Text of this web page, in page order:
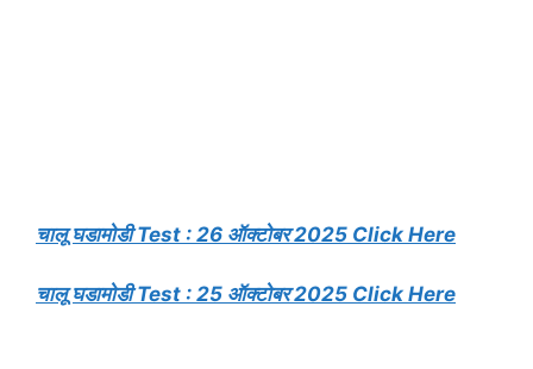
चालू घडामोडी Test : 26 ऑक्टोबर 2025 Click Here
चालू घडामोडी Test : 25 ऑक्टोबर 2025 Click Here